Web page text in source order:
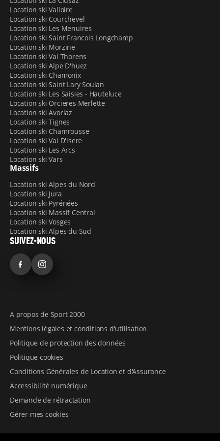
UNE LOCALISATION IDÉALE POUR LOUER VOS
SKIS
L’un des avantages de la location de ski, c’est de ne pas
avoir besoin de transporter ses skis durant le trajet et
en station. En louant votre matériel chez Sport 2000
Adventmount, vous êtes situés
des caisses de remontées mécaniques et de la
télécabine Télériou. En sortant du magasin, vous avez
ainsi un accès facile, à pied, au domaine skiable
d’Auron.
Location ski Valloire
Location ski Courchevel
Location ski Les Menuires
Location ski Saint Francois Longchamp
Location ski Morzine
Location ski Val Thorens
Location ski Alpe D'huez
Location ski Chamonix
Location ski Saint Lary Soulan
Location ski Les Saisies - Hauteluce
Location ski Orcieres Merlette
Location ski Avoriaz
Location ski Tignes
Location ski Chamrousse
Location ski Val D'isere
Location ski Les Arcs
Location ski Vars
Massifs
Location ski Alpes du Nord
Location ski Jura
Location ski Pyrénées
Location ski Massif Central
Location ski Vosges
Location ski Alpes du Sud
SUIVEZ-NOUS
FacebookInstagram
A propos de Sport 2000
Mentions légales et conditions d'utilisation
Politique de protection des données
Politique cookies
Conditions Générales de Location et d'Assurance
Accessibilité numérique
Demande de rétractation
Gérer mes cookies